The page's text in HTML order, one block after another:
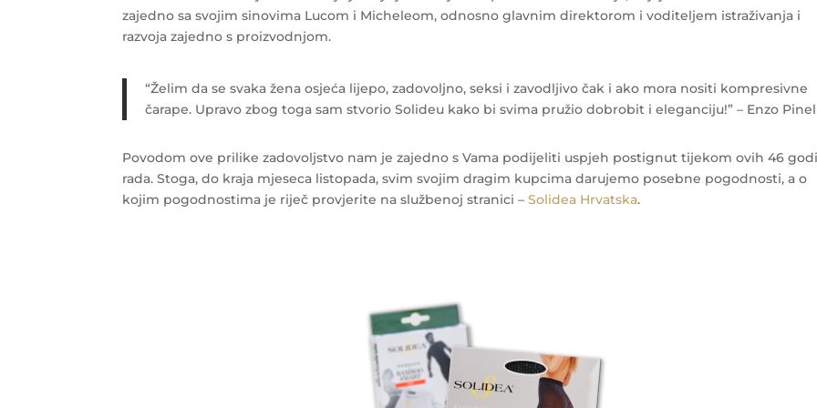
zajedno sa svojim sinovima Lucom i Micheleom, odnosno glavnim direktorom i voditeljem istraživanja i
razvoja zajedno s proizvodnjom.
“Želim da se svaka žena osjeća lijepo, zadovoljno, seksi i zavodljivo čak i ako mora nositi kompresivne
čarape. Upravo zbog toga sam stvorio Solideu kako bi svima pružio dobrobit i eleganciju!” – Enzo
Povodom ove prilike zadovoljstvo nam je zajedno s Vama podijeliti uspjeh postignut tijekom ovih 46
rada. Stoga, do kraja mjeseca listopada, svim svojim dragim kupcima darujemo posebne pogodnosti, a o
kojim pogodnostima je riječ provjerite na službenoj stranici –Solidea Hrvatska.